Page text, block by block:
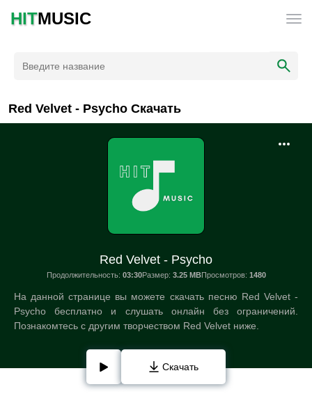
HITMUSIC
Red Velvet - Psycho Скачать
Red Velvet - Psycho
Продолжительность: 03:30Размер: 3.25 MBПросмотров: 1480
На данной странице вы можете скачать песню Red Velvet -
Psycho бесплатно и слушать онлайн без ограничений.
Познакомтесь с другим творчеством Red Velvet ниже.
Скачать